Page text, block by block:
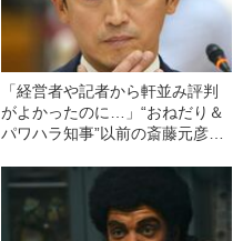
「経営者や記者から軒並み評判
がよかったのに…」“おねだり＆
パワハラ知事”以前の斎藤元彦氏
変”の呆れるきっかけ